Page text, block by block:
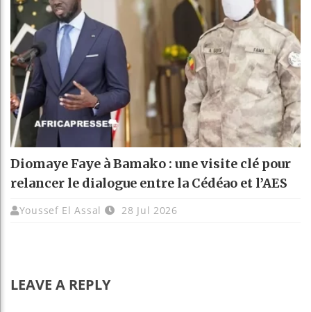
Diomaye Faye à Bamako : une visite clé pour
relancer le dialogue entre la Cédéao et l’AES
Youssef El Assal 28 Jul 2026
LEAVE A REPLY